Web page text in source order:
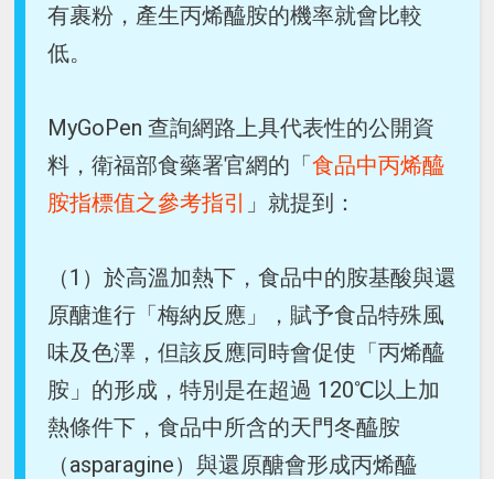
有裹粉，產生丙烯醯胺的機率就會比較
低。
MyGoPen 查詢網路上具代表性的公開資
料，衛福部食藥署官網的「食品中丙烯醯
胺指標值之參考指引 」就提到：
（1）於高溫加熱下，食品中的胺基酸與還
原醣進行「梅納反應」，賦予食品特殊風
味及色澤，但該反應同時會促使「丙烯醯
胺」的形成，特別是在超過 120℃以上加
熱條件下，食品中所含的天門冬醯胺
（asparagine）與還原醣會形成丙烯醯